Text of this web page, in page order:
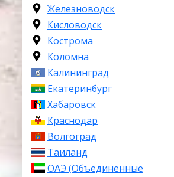
Железноводск
Кисловодск
Кострома
Коломна
Калининград
Екатеринбург
Хабаровск
Краснодар
Волгоград
Таиланд
ОАЭ (Объединенные